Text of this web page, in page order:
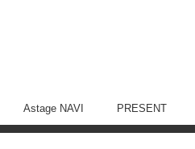
Astage NAVI PRESENT